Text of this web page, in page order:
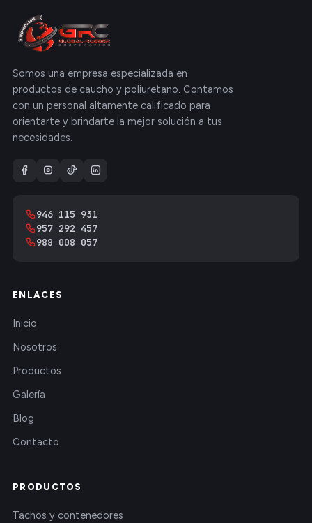
Somos una empresa especializada en
productos de caucho y poliuretano. Contamos
con un personal altamente calificado para
orientarte y brindarte la mejor solución a tus
necesidades.
946 115 931
957 292 457
988 008 057
ENLACES
Inicio
Nosotros
Productos
Galería
Blog
Contacto
PRODUCTOS
Tachos y contenedores